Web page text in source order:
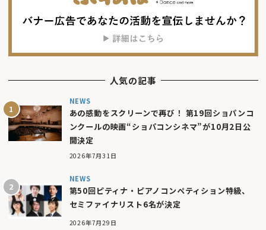
人気の記事
NEWS
あの感動をスクリーンで再び！ 第19回ショパンコ
ンクールの映画“ショパコンシネマ”が10月2日公
開決定
2026年7月31日
NEWS
第50回ピティナ・ピアノコンペティション特級、
セミファイナリスト6名が決定
2026年7月29日